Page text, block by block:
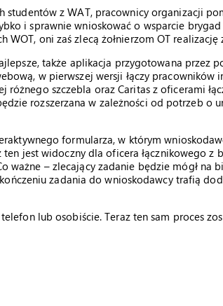
z WAT, pracownicy organizacji
i sprawnie wnioskować o wsparcie
oni zaś zlecą żołnierzom OT realizację
także aplikacja przygotowana przez
w pierwszej wersji łączy pracowników
różnego szczebla oraz Caritas z oficerami
rozszerzana w zależności od potrzeb o
formularza, w którym
jest widoczny dla oficera łącznikowego z
ważne – zlecający zadanie będzie mógł na
zadania do wnioskodawcy trafią
lub osobiście. Teraz ten sam proces